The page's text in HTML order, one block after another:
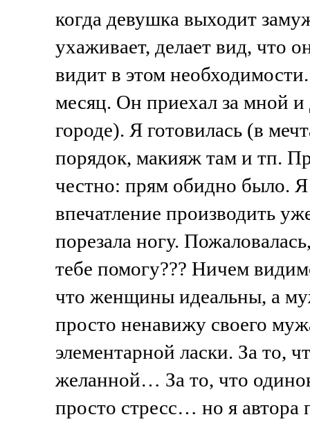
когда девушка выходит
ухаживает, делает вид, что
видит в этом
месяц. Он приехал за мной и
городе). Я готовилась (в
порядок, макияж там и тп.
честно: прям обидно было. Я
впечатление производить
порезала ногу.
тебе помогу??? Ничем
что женщины идеальны, а
просто ненавижу своего
элементарной ласки. За то,
желанной… За то, что
просто стресс… но я